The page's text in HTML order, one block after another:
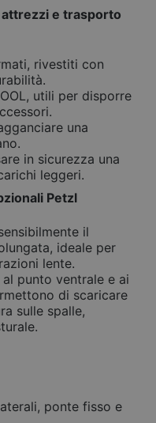
e trasporto
rivestiti con
utili per disporre
una
in sicurezza una
leggeri.
Petzl
il
ideale per
lente.
punto ventrale e ai
di scaricare
sulle spalle,
ponte fisso e